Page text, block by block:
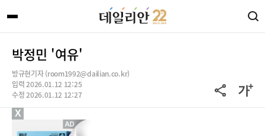
박정민 '여유'
방규현기자 (room1992@dailian.co.kr)
입력 2026.01.12 12:25
수정 2026.01.12 12:27
X